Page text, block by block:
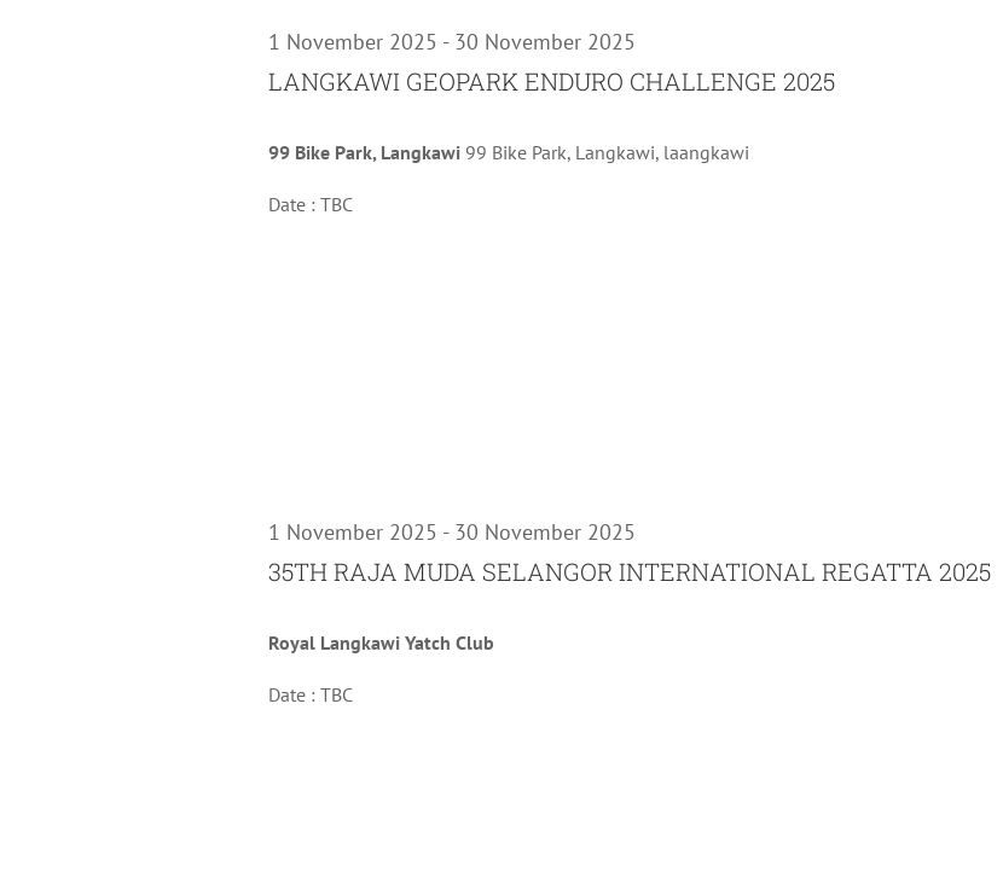
November
LANGKAWI GEOPARK ENDURO CHALLENGE 2025
1 November 2025 - 30 November 2025
99 Bike Park, Langkawi 99 Bike Park, Langkawi, laangkawi
Date : TBC
35TH RAJA MUDA SELANGOR INTERNATIONAL REGATTA 2025
1 November 2025 - 30 November 2025
Royal Langkawi Yatch Club
Date : TBC